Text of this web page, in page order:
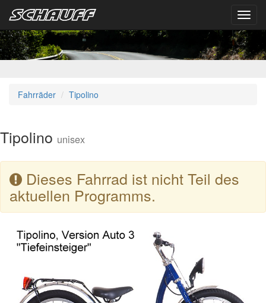
Fahrräder Tipolino
Tipolino unisex
Dieses Fahrrad ist nicht Teil des
aktuellen Programms.